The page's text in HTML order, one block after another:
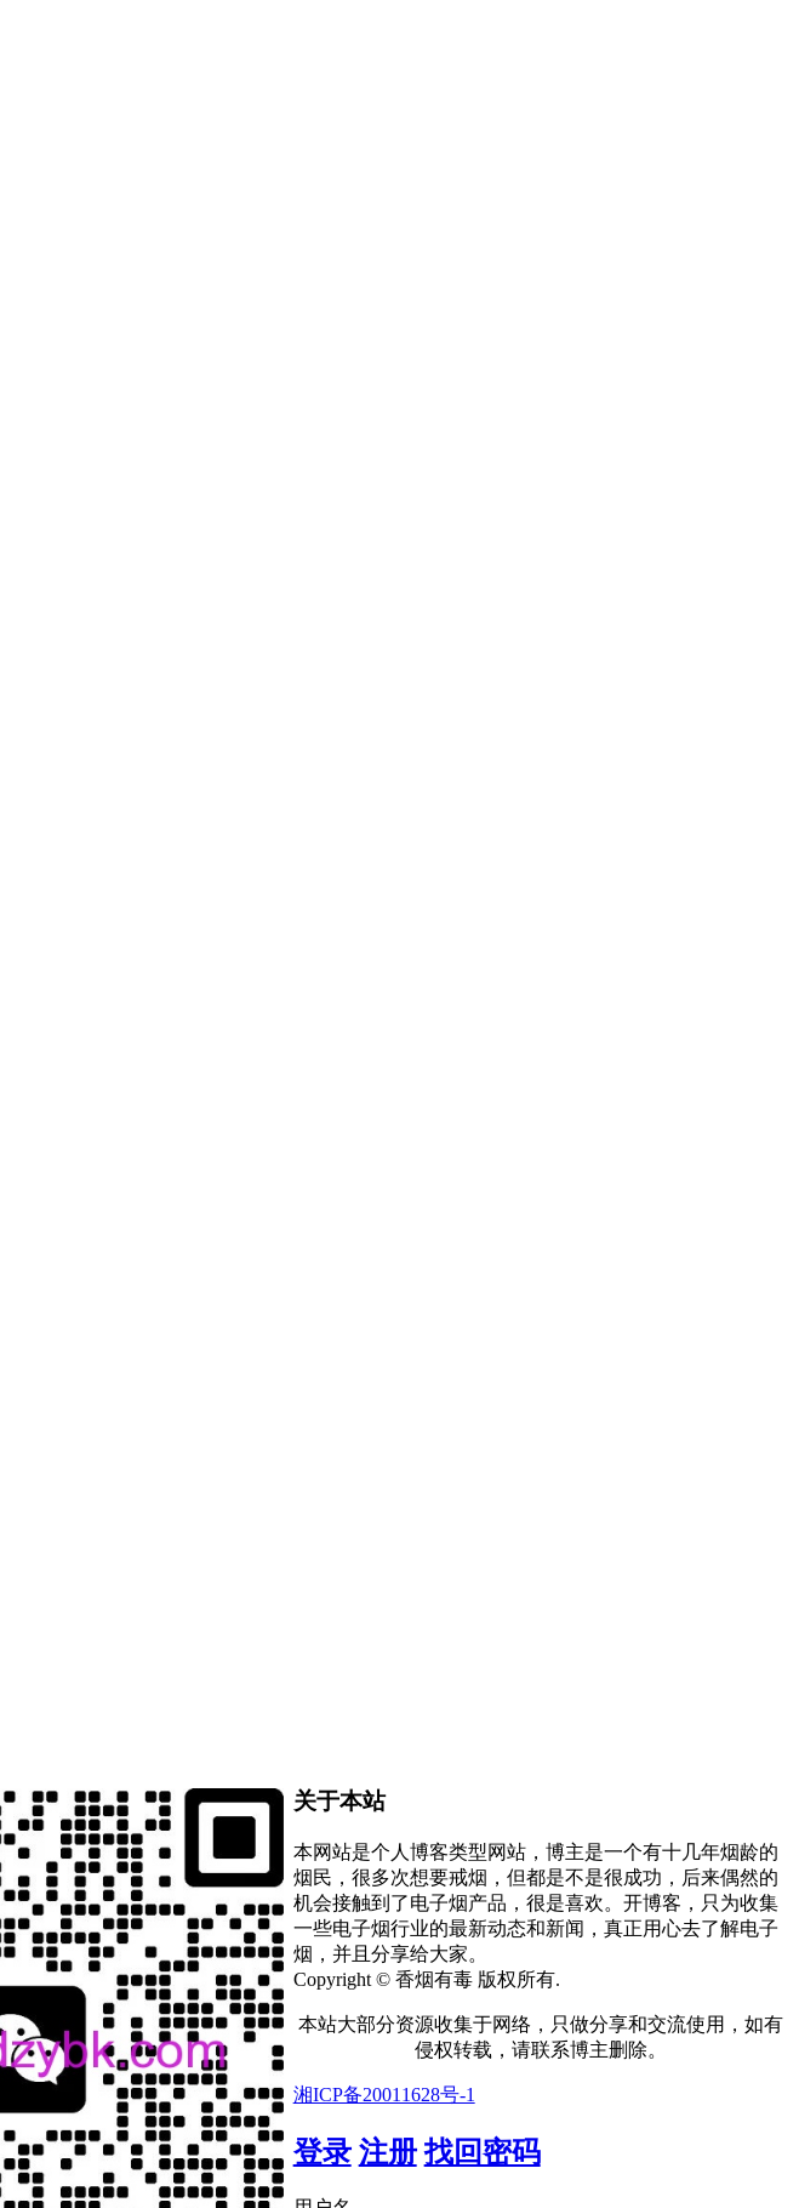
关于本站
本网站是个人博客类型网站，博主是一个有十几年烟龄的
烟民，很多次想要戒烟，但都是不是很成功，后来偶然的
机会接触到了电子烟产品，很是喜欢。开博客，只为收集
一些电子烟行业的最新动态和新闻，真正用心去了解电子
烟，并且分享给大家。
Copyright © 香烟有毒 版权所有.
本站大部分资源收集于网络，只做分享和交流使用，如有
侵权转载，请联系博主删除。
湘ICP备20011628号-1
登录 注册 找回密码